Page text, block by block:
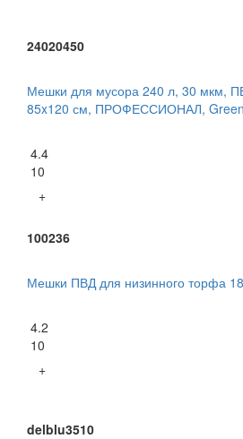
24020450
Мешки для мусора 240 л, 30 мкм,
85x120 см, ПРОФЕССИОНАЛ,
4.4
10
+
100236
Мешки ПВД для низинного торфа
4.2
10
+
delblu3510